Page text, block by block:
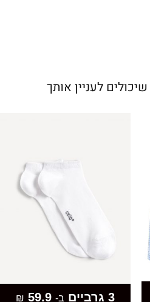
לעניין אותך
3 גרביים ב-59.9
₪